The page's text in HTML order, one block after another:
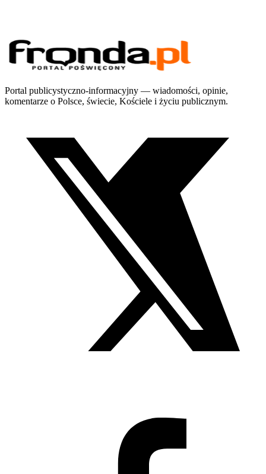
Portal publicystyczno-informacyjny — wiadomości, opinie,
komentarze o Polsce, świecie, Kościele i życiu publicznym.